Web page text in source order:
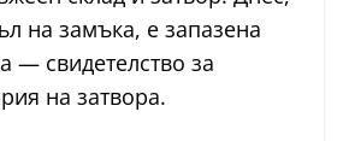
на замъка, е запазена
— свидетелство за
на затвора.